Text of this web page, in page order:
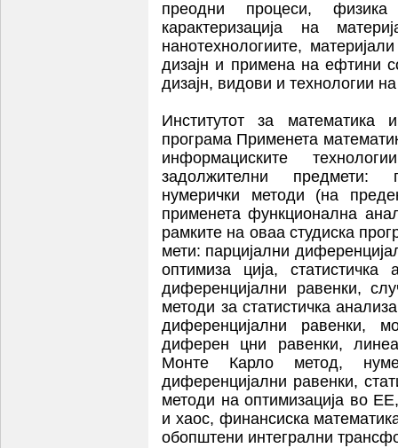
преодни процеси,
карактеризација на
нанотехнологиите,
дизајн и примена на ефтини
дизајн, видови и технологии
Институтот за
програма Применета
информациските
задолжителни предмети:
нумерички методи (на
применета функционална
рамките на оваа студиска
мети: парцијални
оптимиза ција, статистичка
диференцијални равенки,
методи за статистичка
диференцијални равенки,
диферен цни равенки,
Монте Карло метод,
диференцијални равенки,
методи на оптимизација во
и хаос, финансиска
обопштени интегрални